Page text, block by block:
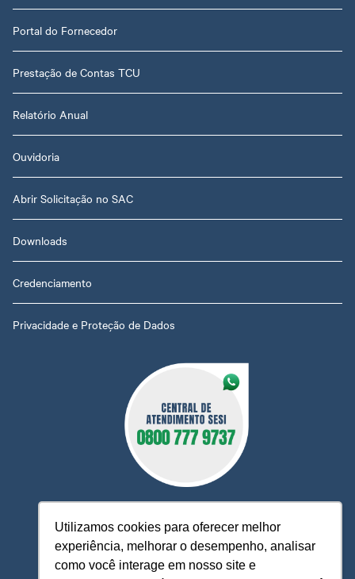
Utilizamos cookies para oferecer melhor
experiência, melhorar o desempenho, analisar
como você interage em nosso site e
Portal do Fornecedor
Prestação de Contas TCU
Relatório Anual
Ouvidoria
Abrir Solicitação no SAC
Downloads
Credenciamento
Privacidade e Proteção de Dados
O Sesi MT está à sua disposição, pronto para esclarecer
dúvidas, receber reclamações, sugestões e firmar parcerias,